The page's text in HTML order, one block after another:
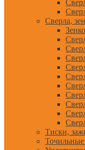
Сверла,
Тиски,